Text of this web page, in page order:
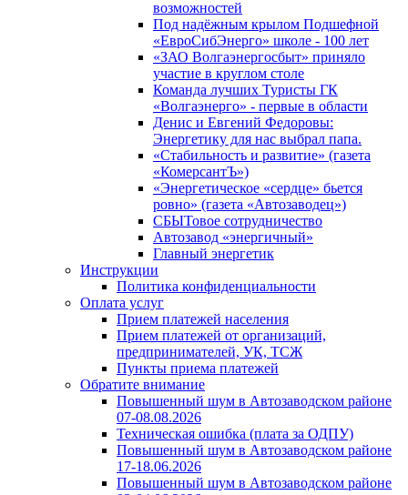
возможностей
Под надёжным крылом Подшефной
«ЕвроСибЭнерго» школе - 100 лет
«ЗАО Волгаэнергосбыт» приняло
участие в круглом столе
Команда лучших Туристы ГК
«Волгаэнерго» - первые в области
Денис и Евгений Федоровы:
Энергетику для нас выбрал папа.
«Стабильность и развитие» (газета
«КомерсантЪ»)
«Энергетическое «сердце» бьется
ровно» (газета «Автозаводец»)
СБЫТовое сотрудничество
Автозавод «энергичный»
Главный энергетик
Инструкции
Политика конфиденциальности
Оплата услуг
Прием платежей населения
Прием платежей от организаций,
предпринимателей, УК, ТСЖ
Пункты приема платежей
Обратите внимание
Повышенный шум в Автозаводском районе
07-08.08.2026
Техническая ошибка (плата за ОДПУ)
Повышенный шум в Автозаводском районе
17-18.06.2026
Повышенный шум в Автозаводском районе